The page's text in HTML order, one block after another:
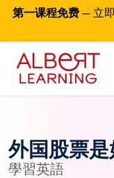
第一课程免费 — 立
外国股票
學習英語